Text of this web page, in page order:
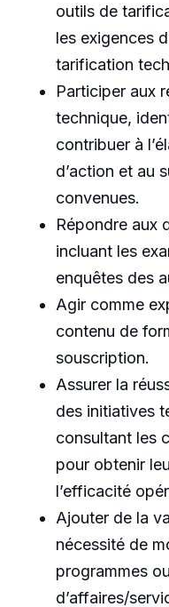
outils de
les exigences
tarification
Participer aux
technique,
contribuer à
d’action et au
convenues.
Répondre aux
incluant les
enquêtes des
Agir comme
contenu de
souscription.
Assurer la
des initiatives
consultant les
pour obtenir
l’efficacité
Ajouter de la
nécessité de
programmes
d’affaires/